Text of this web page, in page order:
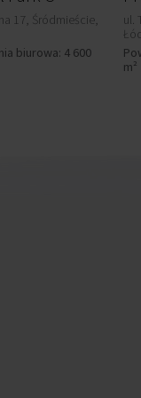
17, Śródmieście,
biurowa: 4 600
ul.
m²